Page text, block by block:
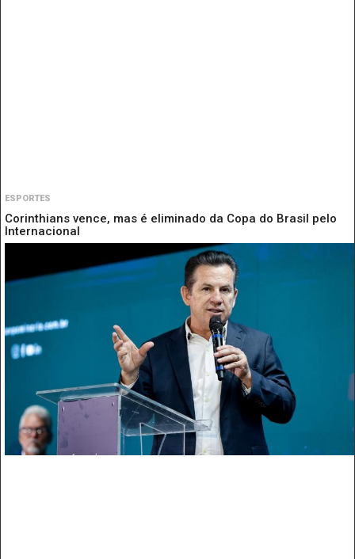
ESPORTES
Corinthians vence, mas é eliminado da Copa do Brasil pelo
Internacional